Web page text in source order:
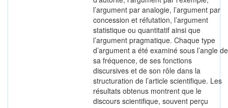
l’argument par analogie, l’argument par
concession et réfutation, l’argument
statistique ou quantitatif ainsi que
l’argument pragmatique. Chaque type
d’argument a été examiné sous l’angle de
sa fréquence, de ses fonctions
discursives et de son rôle dans la
structuration de l’article scientifique. Les
résultats obtenus montrent que le
discours scientifique, souvent perçu